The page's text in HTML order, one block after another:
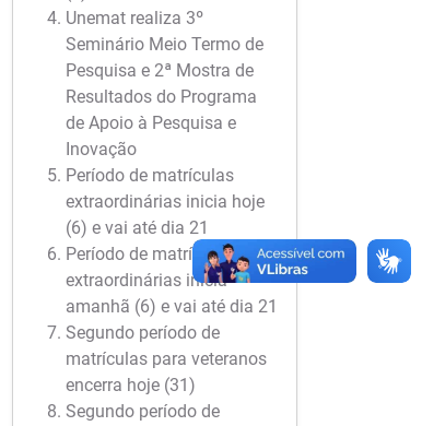
Unemat realiza 3º
Seminário Meio Termo de
Pesquisa e 2ª Mostra de
Resultados do Programa
de Apoio à Pesquisa e
Inovação
Período de matrículas
extraordinárias inicia hoje
(6) e vai até dia 21
Período de matrículas
extraordinárias inicia
amanhã (6) e vai até dia 21
Segundo período de
matrículas para veteranos
encerra hoje (31)
Segundo período de